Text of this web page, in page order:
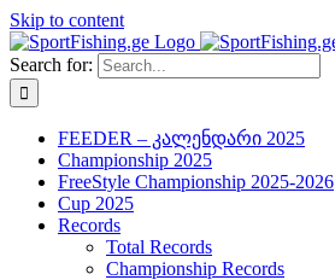
Skip to content
Search for:
FEEDER – კალენდარი 2025
Championship 2025
FreeStyle Championship 2025-2026
Cup 2025
Records
Total Records
Championship Records